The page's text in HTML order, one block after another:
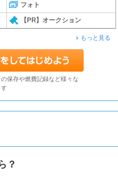
フォト
【PR】オークション
もっと見る
保存や燃費記録など様々な
？